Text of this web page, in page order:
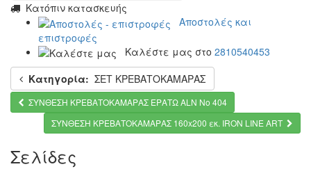
Κατόπιν κατασκευής
Αποστολές και
επιστροφές
Καλέστε μας στο 2810540453
Κατηγορία: ΣΕΤ ΚΡΕΒΑΤΟΚΑΜΑΡΑΣ
ΣYΝΘΕΣΗ ΚΡΕΒΑΤΟΚΑΜΑΡΑΣ ΕΡΑΤΩ ALN Νo 404
ΣYΝΘΕΣΗ ΚΡΕΒΑΤΟΚΑΜΑΡΑΣ 160x200 εκ. IRON LINE ART
Σελίδες